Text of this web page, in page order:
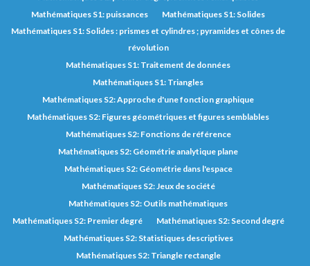
Mathématiques S1: puissances
Mathématiques S1: Solides
Mathématiques S1: Solides : prismes et cylindres ; pyramides et cônes de
révolution
Mathématiques S1: Traitement de données
Mathématiques S1: Triangles
Mathématiques S2: Approche d'une fonction graphique
Mathématiques S2: Figures géométriques et figures semblables
Mathématiques S2: Fonctions de référence
Mathématiques S2: Géométrie analytique plane
Mathématiques S2: Géométrie dans l'espace
Mathématiques S2: Jeux de société
Mathématiques S2: Outils mathématiques
Mathématiques S2: Premier degré
Mathématiques S2: Second degré
Mathématiques S2: Statistiques descriptives
Mathématiques S2: Triangle rectangle